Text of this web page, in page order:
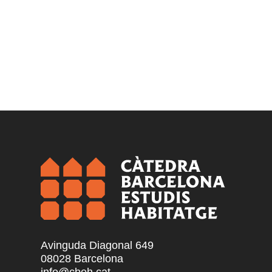
Avinguda Diagonal 649
08028 Barcelona